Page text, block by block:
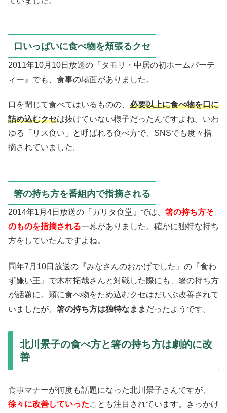
口いっぱいに食べ物を頬張るクセ
2011年10月10日放送の『タモリ・中居の初ホームパーテ
ィー』でも、食事の場面がありました。
口を閉じて食べてはいるものの、 必要以上に食べ物を口に
詰め込むクセは抜けていない様子だったんですよね。いわ
ゆる「リス食い」と呼ばれる食べ方で、SNSでも度々指
摘されていました。
箸の持ち方を番組内で指摘される
2014年1月4日放送の『ガリタ食堂』では、 箸の持ち方そ
のものを指摘される一幕がありました。確かに独特な持ち
方をしていたんですよね。
同年7月10日放送の『みなさんのおかげでした』の『食わ
ず嫌い王』で木村拓哉さんと対戦した際にも、箸の持ち方
が話題に。頬に食べ物をため込むクセはだいぶ改善されて
いましたが、 箸の持ち方は独特なまま だったようです。
北川景子の食べ方と箸の持ち方は劇的に改
善
食事マナーが何度も話題になった北川景子さんですが、
徐々に改善していったことも注目されています。きっかけ